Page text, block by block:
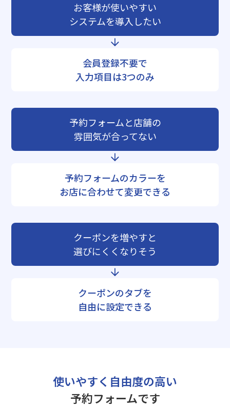
お客様が使いやすい
システムを導入したい
会員登録不要で
入力項目は3つのみ
予約フォームと店舗の
雰囲気が合ってない
予約フォームのカラーを
お店に合わせて変更できる
クーポンを増やすと
選びにくくなりそう
クーポンのタブを
自由に設定できる
使いやすく自由度の高い
予約フォームです